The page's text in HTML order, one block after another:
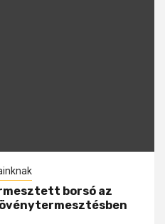
borsó az